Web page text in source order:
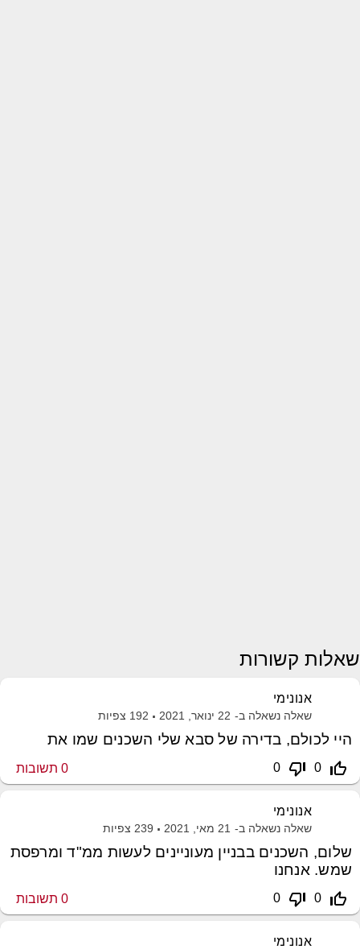
שאלות קשורות
אנונימי
שאלה נשאלה ב- 22 ינואר, 2021 192 צפיות
היי לכולם, בדירה של סבא שלי השכנים שמו את
thumb_up_off_alt
0
thumb_down_off_alt
0
0 תשובות
אנונימי
שאלה נשאלה ב- 21 מאי, 2021 239 צפיות
שלום, השכנים בבניין מעוניינים לעשות ממ"ד ומרפסת
שמש. אנחנו
thumb_up_off_alt
0
thumb_down_off_alt
0
0 תשובות
אנונימי